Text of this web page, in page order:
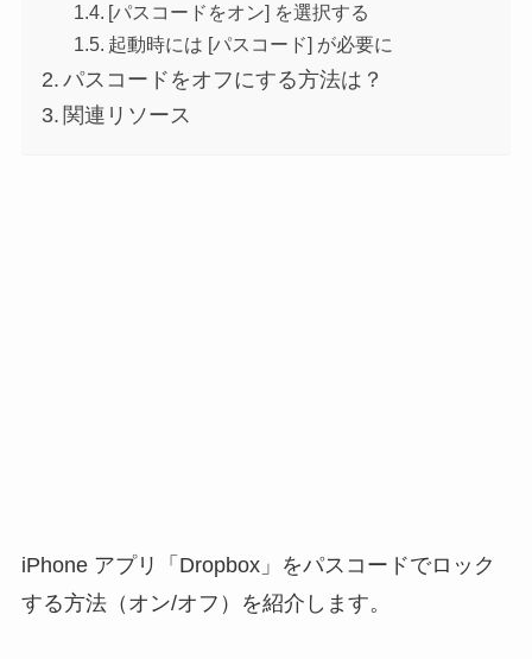
[パスコードをオン] を選択する
起動時には [パスコード] が必要に
パスコードをオフにする方法は？
関連リソース
iPhone アプリ「Dropbox」をパスコードでロック
する方法（オン/オフ）を紹介します。